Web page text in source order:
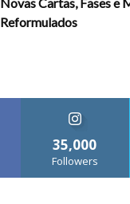
Reformulados
35,000
Followers